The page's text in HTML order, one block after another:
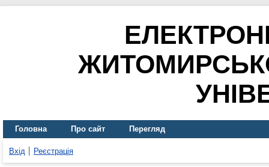
Головна Про сайт Перегляд
Вхід Реєстрація